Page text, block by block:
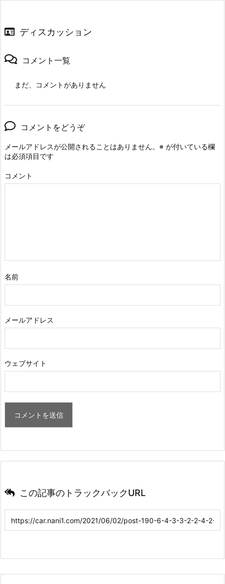
ディスカッション
コメント一覧
まだ、コメントがありません
コメントをどうぞ
メールアドレスが公開されることはありません。 ※ が付いている欄
は必須項目です
コメント
名前
メールアドレス
ウェブサイト
この記事のトラックバックURL